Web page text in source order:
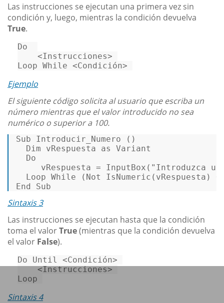
Las instrucciones se ejecutan una primera vez sin
condición y, luego, mientras la condición devuelva
True.
Do
Loop While <Condición>
Ejemplo
El siguiente código solicita al usuario que escriba un
número mientras que el valor introducido no sea
numérico o superior a 100.
Sub Introducir_Numero ()
Dim vRespuesta as
Variant
Do
vRespuesta = InputBox( "Introduzca un
Loop While ( Not IsNumeric(vRespuesta )
End Sub
Sintaxis 3
Las instrucciones se ejecutan hasta que la condición
toma el valorTrue(mientras que la condición devuelva
el valor False).
Do Until
<Condición>
Loop
Sintaxis 4